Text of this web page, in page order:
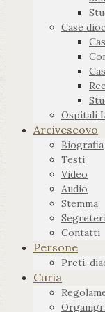
Case
Ospitali
Arcivescovo
Biografia
Testi
Video
Audio
Stemma
Contatti
Persone
Preti,
Curia